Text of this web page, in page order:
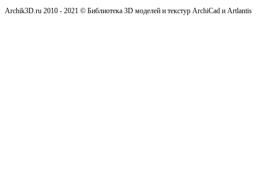
Archik3D.ru 2010 - 2021 © Библиотека 3D моделей и текстур ArchiCad и Artlantis